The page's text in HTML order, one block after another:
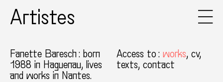
Artistes
Fanette Baresch: born
1988 in Haguenau, lives
and works in Nantes.
Access to : works cv
texts contact